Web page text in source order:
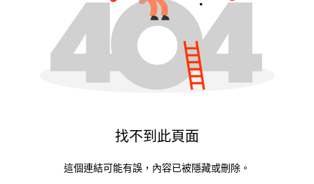
找不到此頁面
這個連結可能有誤，內容已被隱藏或刪除。